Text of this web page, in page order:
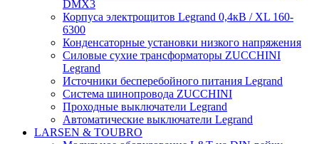
DMX3
Корпуса электрощитов Legrand 0,4кВ / XL 160-
6300
Конденсаторные установки низкого напряжения
Силовые сухие трансформаторы ZUCCHINI
Legrand
Источники бесперебойного питания Legrand
Система шинопровода ZUCCHINI
Проходные выключатели Legrand
Автоматические выключатели Legrand
LARSEN & TOUBRO